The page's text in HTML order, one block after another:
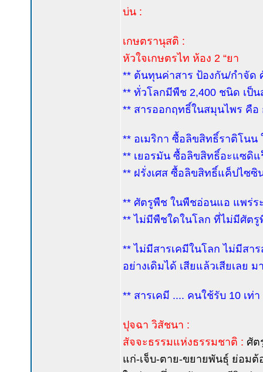
บ่น :
เกษตรานุสติ :
หัวใจเกษตรไท ห้อง 2 “ยา
** ต้นทุนค่าสาร ป้องกัน/กำจัด
** ทั่วโลกมีพืช 2,400 ชนิด เป็
** สารออกฤทธิ์ในสมุนไพร คือ
** อเมริกา ซื้อลิขสิทธิ์ราติโน
** เยอรมัน ซื้อลิขสิทธิ์อะแซดิแ
** ฝรั่งเศส ซื้อลิขสิทธิ์แค็ปไซซิ
** ศัตรูพืช ในพืชอ่อนแอ แพร่
** ไม่มีพืชใดในโลก ที่ไม่มีศัตรู
** ไม่มีสารเคมีในโลก ไม่มีส
อย่างเดิมได้ เสียแล้วเสียเลย
** สารเคมี .... คนใช้รับ 10 เท่
ปุจฉา วิสัชนา :
สัจจะธรรมแห่งธรรมชาติ : ศัต
แก่-เจ็บ-ตาย-ขยายพันธุ์ ย่อมต้